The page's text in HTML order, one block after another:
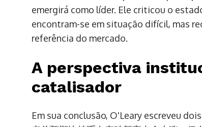
emergirá como líder. Ele criticou o
encontram-se em situação difícil, mas
referência do mercado.
A perspectiva
catalisador
Em sua conclusão, O'Leary escreveu